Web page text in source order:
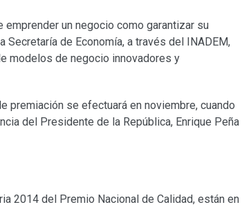
un negocio como garantizar su
de Economía, a través del INADEM,
modelos de negocio innovadores y
premiación se efectuará en noviembre, cuando
del Presidente de la República, Enrique Peña
2014 del Premio Nacional de Calidad, están en